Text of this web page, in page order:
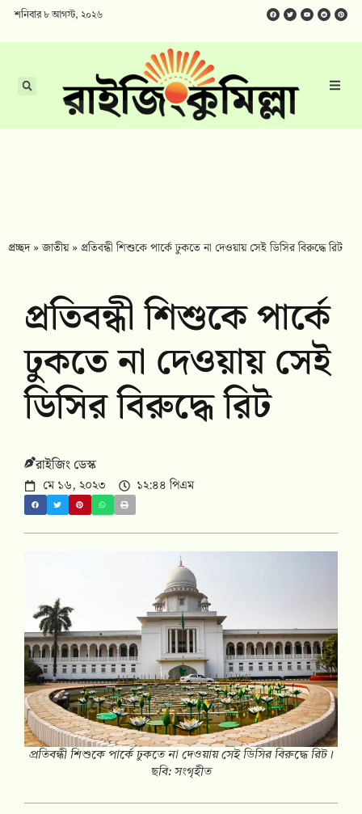
শনিবার ৮ আগস্ট, ২০২৬
প্রচ্ছদ»জাতীয়»প্রতিবন্ধী শিশুকে পার্কে ঢুকতে না দেওয়ায় সেই ডিসির বিরুদ্ধে রিট
প্রতিবন্ধী শিশুকে পার্কে
ঢুকতে না দেওয়ায় সেই
ডিসির বিরুদ্ধে রিট
রাইজিং ডেস্ক
মে ১৬, ২০২৩ ১২:৪৪ পিএম
প্রতিবন্ধী শিশুকে পার্কে ঢুকতে না দেওয়ায় সেই ডিসির বিরুদ্ধে রিট।
ছবি: সংগৃহীত